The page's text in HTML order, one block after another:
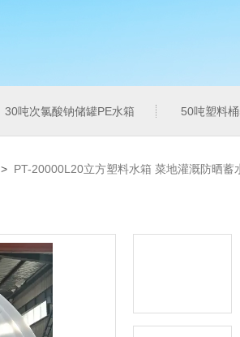
30吨次氯酸钠储罐PE水箱 50吨塑料桶
> PT-20000L20立方塑料水箱 菜地灌溉防晒蓄